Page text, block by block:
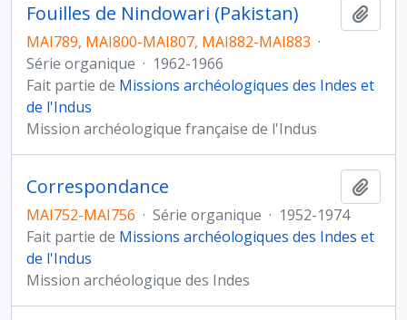
Fouilles de Nindowari (Pakistan)
MAI789, MAI800-MAI807, MAI882-MAI883 ·
Série organique · 1962-1966
Fait partie de Missions archéologiques des Indes et
de l'Indus
Mission archéologique française de l'Indus
Correspondance
MAI752-MAI756 · Série organique · 1952-1974
Fait partie de Missions archéologiques des Indes et
de l'Indus
Mission archéologique des Indes